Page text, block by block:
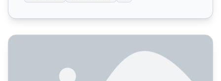
Co je Crawl Budget pro AI? Pochopení alokace zdrojů AI